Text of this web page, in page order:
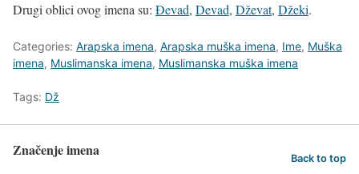
Drugi oblici ovog imena su: Đevad, Devad, Dževat, Džeki.
Categories: Arapska imena, Arapska muška imena, Ime, Muška
imena, Muslimanska imena, Muslimanska muška imena
Tags: Dž
Značenje imena Back to top